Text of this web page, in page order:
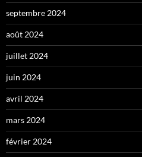
septembre 2024
août 2024
juillet 2024
juin 2024
avril 2024
mars 2024
février 2024